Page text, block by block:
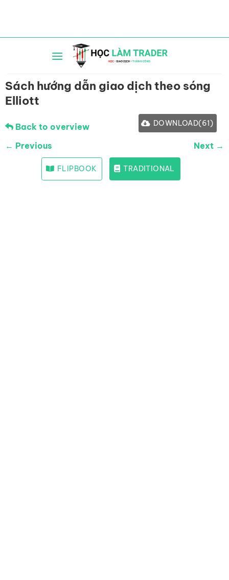
dung
Sách hướng dẫn giao dịch theo sóng
Elliott
Back to overview DOWNLOAD(61)
← Previous Next →
FLIPBOOK TRADITIONAL